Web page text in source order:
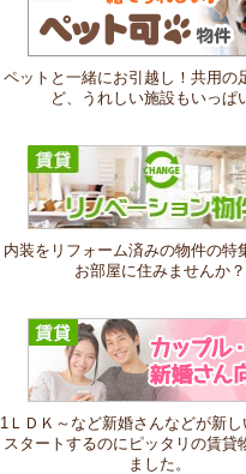
ペットと一緒にお引越し！共用の
ど、うれしい施設もいっぱ
内装をリフォーム済みの物件の特
お部屋に住みませんか？
1ＬＤＫ～など新婚さんなどが新
スタートするのにピッタリの賃貸
ました。